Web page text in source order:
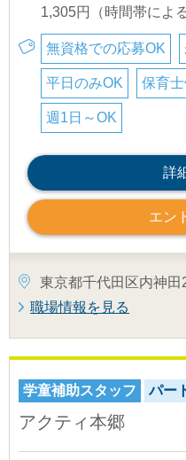
1,305円（時間帯による
無資格での応募OK
平日のみOK 保育
週1日～OK
詳
エン
東京都千代田区内神田
職場情報を見る
学童補助スタッフ パー
アクティ本郷